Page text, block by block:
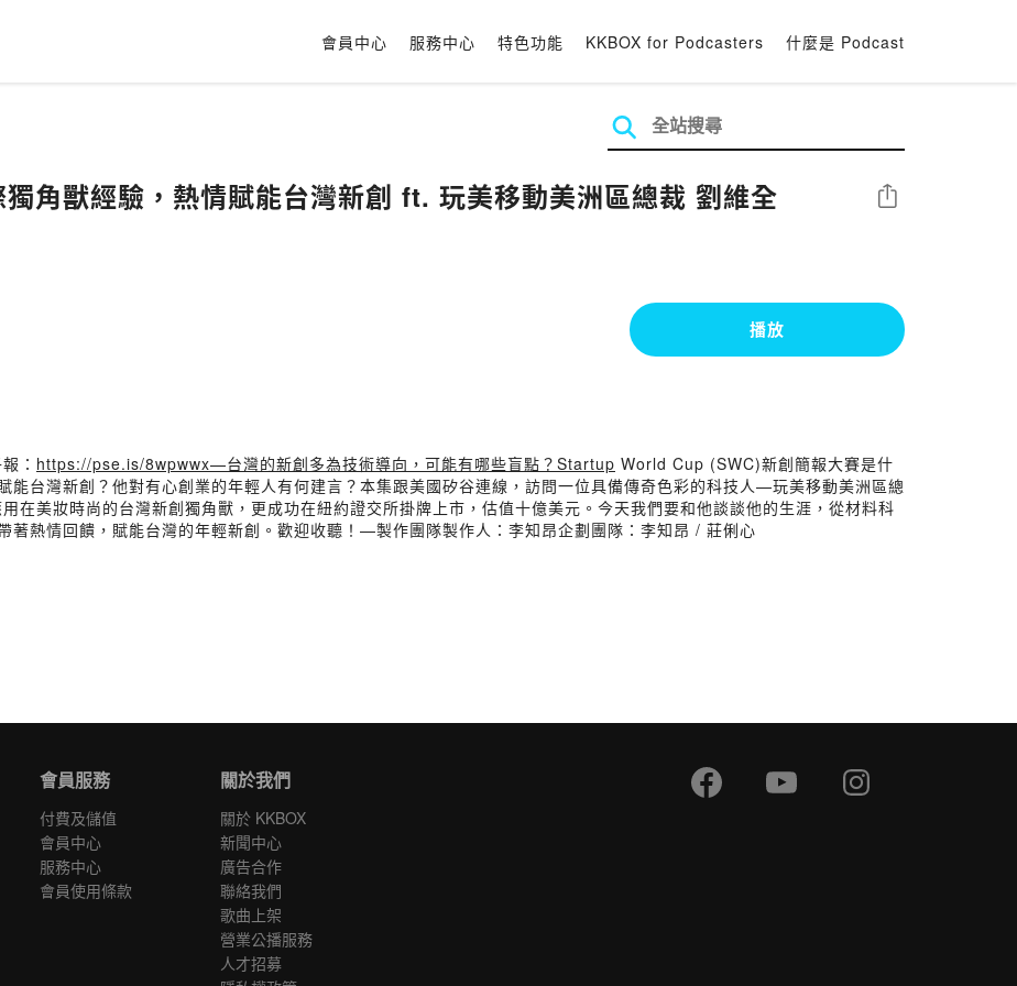
會員中心 服務中心 特色功能 KKBOX for Podcasters 什麼是 Podcast
角獸經驗，熱情賦能台灣新創 ft. 玩美移動美洲區總裁 劉維全 分享
播放
： https://pse.is/8wpwwx—台灣的新創多為技術導向，可能有哪些盲點？Startup World Cup (SWC)新創簡報大賽是什
能台灣新創？他對有心創業的年輕人有何建言？本集跟美國矽谷連線，訪問一位具備傳奇色彩的科技人—玩美移動美洲區總
在美妝時尚的台灣新創獨角獸，更成功在紐約證交所掛牌上市，估值十億美元。今天我們要和他談談他的生涯，從材料科
著熱情回饋，賦能台灣的年輕新創。歡迎收聽！—製作團隊製作人：李知昂企劃團隊：李知昂 / 莊俐心
會員服務
付費及儲值
會員中心
服務中心
會員使用條款
關於我們
關於 KKBOX
新聞中心
廣告合作
聯絡我們
歌曲上架
營業公播服務
人才招募